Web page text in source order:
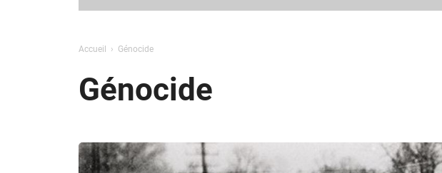
Accueil Génocide
Génocide